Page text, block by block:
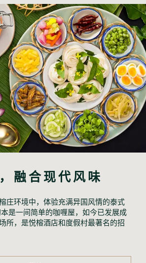
融合现代风味
庄环境中，体验充满异国风情的泰式
是一间简单的咖喱屋，如今已发展成
所，是悦榕酒店和度假村最著名的招